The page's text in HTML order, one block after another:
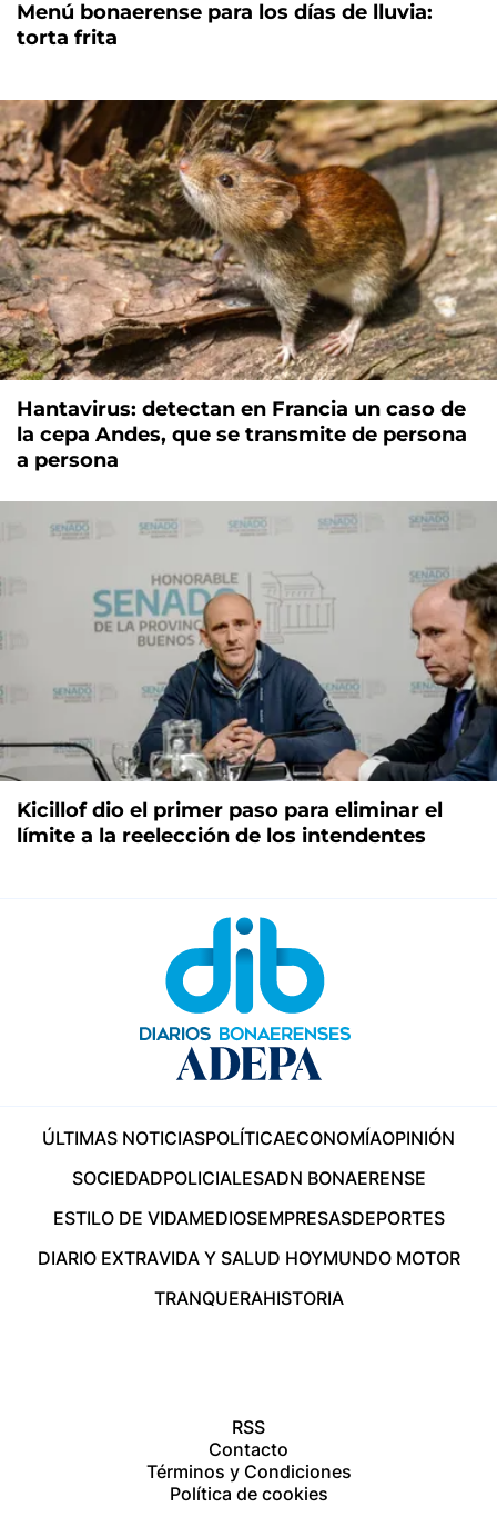
Menú bonaerense para los días de lluvia:
torta frita
Hantavirus: detectan en Francia un caso de
la cepa Andes, que se transmite de persona
a persona
Kicillof dio el primer paso para eliminar el
límite a la reelección de los intendentes
ÚLTIMAS NOTICIASPOLÍTICAECONOMÍAOPINIÓN
SOCIEDADPOLICIALESADN BONAERENSE
ESTILO DE VIDAMEDIOSEMPRESASDEPORTES
DIARIO EXTRAVIDA Y SALUD HOYMUNDO MOTOR
TRANQUERAHISTORIA
RSS
Contacto
Términos y Condiciones
Política de cookies